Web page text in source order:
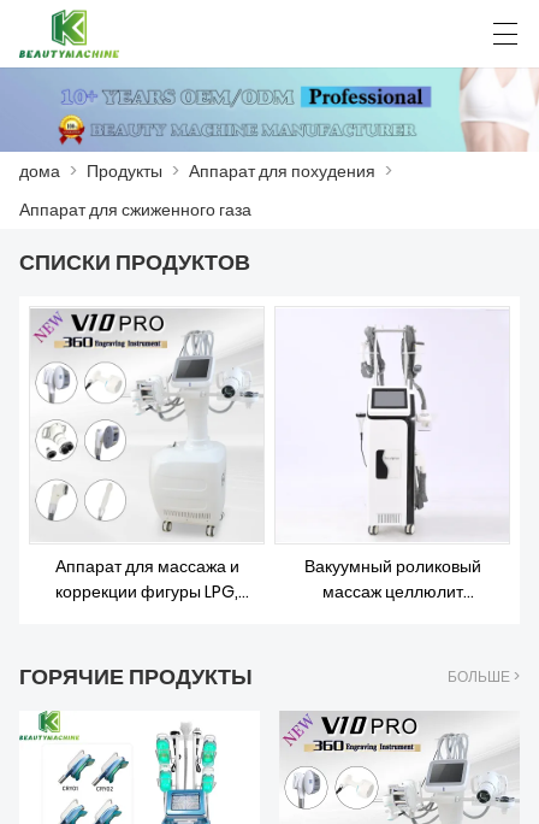
НОВОСТИ
СЛУЧАЙ
ЗАВОД
СВЯЖИТЕСЬ С НАМИ
О НАС
العربية Deutsch English Español
дома > Продукты > Аппарат для похудения >
Аппарат для сжиженного газа
СПИСКИ ПРОДУКТОВ
Аппарат для массажа и
коррекции фигуры LPG,
Вакуумный роликовый
массаж целлюлит
ГОРЯЧИЕ ПРОДУКТЫ БОЛЬШЕ >